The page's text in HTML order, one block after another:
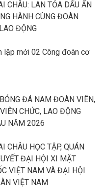
CHÂU: LAN TỎA DẤU ẤN
HÀNH CÙNG ĐOÀN
ĐỘNG
lập mới 02 Công đoàn cơ
ĐÁ NAM ĐOÀN VIÊN,
CHỨC, LAO ĐỘNG
NĂM 2026
CHÂU HỌC TẬP, QUÁN
ĐẠI HỘI XI MẶT
VIỆT NAM VÀ ĐẠI HỘI
VIỆT NAM